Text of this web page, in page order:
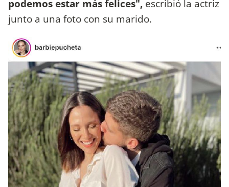
podemos estar más felices", escribió la actriz
junto a una foto con su marido.